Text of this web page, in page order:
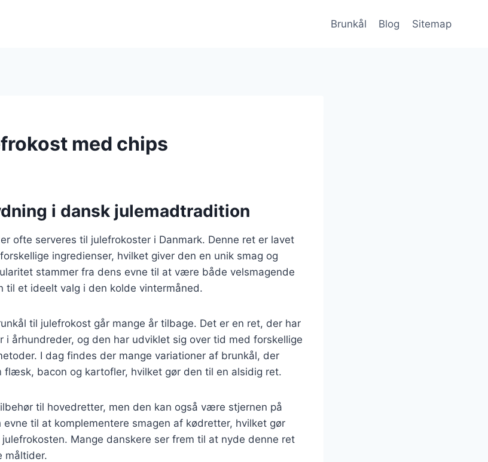
Brunkål Blog Sitemap
med chips
i dansk julemadtradition
ofte serveres til julefrokoster i Danmark. Denne ret er lavet
ingredienser, hvilket giver den en unik smag og
stammer fra dens evne til at være både velsmagende
til et ideelt valg i den kolde vintermåned.
til julefrokost går mange år tilbage. Det er en ret, der har
århundreder, og den har udviklet sig over tid med forskellige
I dag findes der mange variationer af brunkål, der
flæsk, bacon og kartofler, hvilket gør den til en alsidig ret.
til hovedretter, men den kan også være stjernen på
til at komplementere smagen af kødretter, hvilket gør
Mange danskere ser frem til at nyde denne ret
måltider.